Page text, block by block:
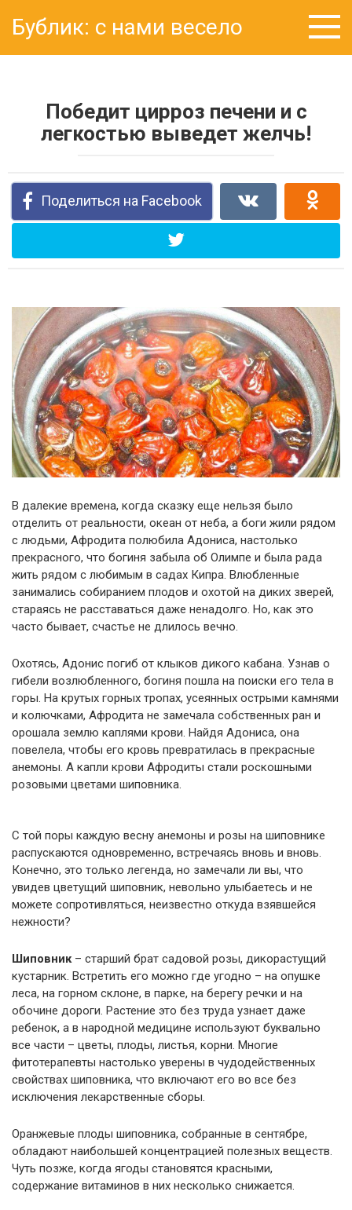
контенту
Бублик: с нами весело
Победит цирроз печени и с
легкостью выведет желчь!
Поделиться на Facebook
В далекие времена, когда сказку еще нельзя было
отделить от реальности, океан от неба, а боги жили рядом
с людьми, Афродита полюбила Адониса, настолько
прекрасного, что богиня забыла об Олимпе и была рада
жить рядом с любимым в садах Кипра. Влюбленные
занимались собиранием плодов и охотой на диких зверей,
стараясь не расставаться даже ненадолго. Но, как это
часто бывает, счастье не длилось вечно.
Охотясь, Адонис погиб от клыков дикого кабана. Узнав о
гибели возлюбленного, богиня пошла на поиски его тела в
горы. На крутых горных тропах, усеянных острыми камнями
и колючками, Афродита не замечала собственных ран и
орошала землю каплями крови. Найдя Адониса, она
повелела, чтобы его кровь превратилась в прекрасные
анемоны. А капли крови Афродиты стали роскошными
розовыми цветами шиповника.
С той поры каждую весну анемоны и розы на шиповнике
распускаются одновременно, встречаясь вновь и вновь.
Конечно, это только легенда, но замечали ли вы, что
увидев цветущий шиповник, невольно улыбаетесь и не
можете сопротивляться, неизвестно откуда взявшейся
нежности?
Шиповник– старший брат садовой розы, дикорастущий
кустарник. Встретить его можно где угодно – на опушке
леса, на горном склоне, в парке, на берегу речки и на
обочине дороги. Растение это без труда узнает даже
ребенок, а в народной медицине используют буквально
все части – цветы, плоды, листья, корни. Многие
фитотерапевты настолько уверены в чудодейственных
свойствах шиповника, что включают его во все без
исключения лекарственные сборы.
Оранжевые плоды шиповника, собранные в сентябре,
обладают наибольшей концентрацией полезных веществ.
Чуть позже, когда ягоды становятся красными,
содержание витаминов в них несколько снижается.